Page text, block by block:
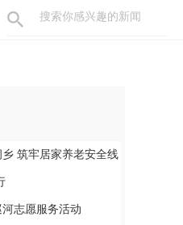
筑牢居家养老安全线
志愿服务活动